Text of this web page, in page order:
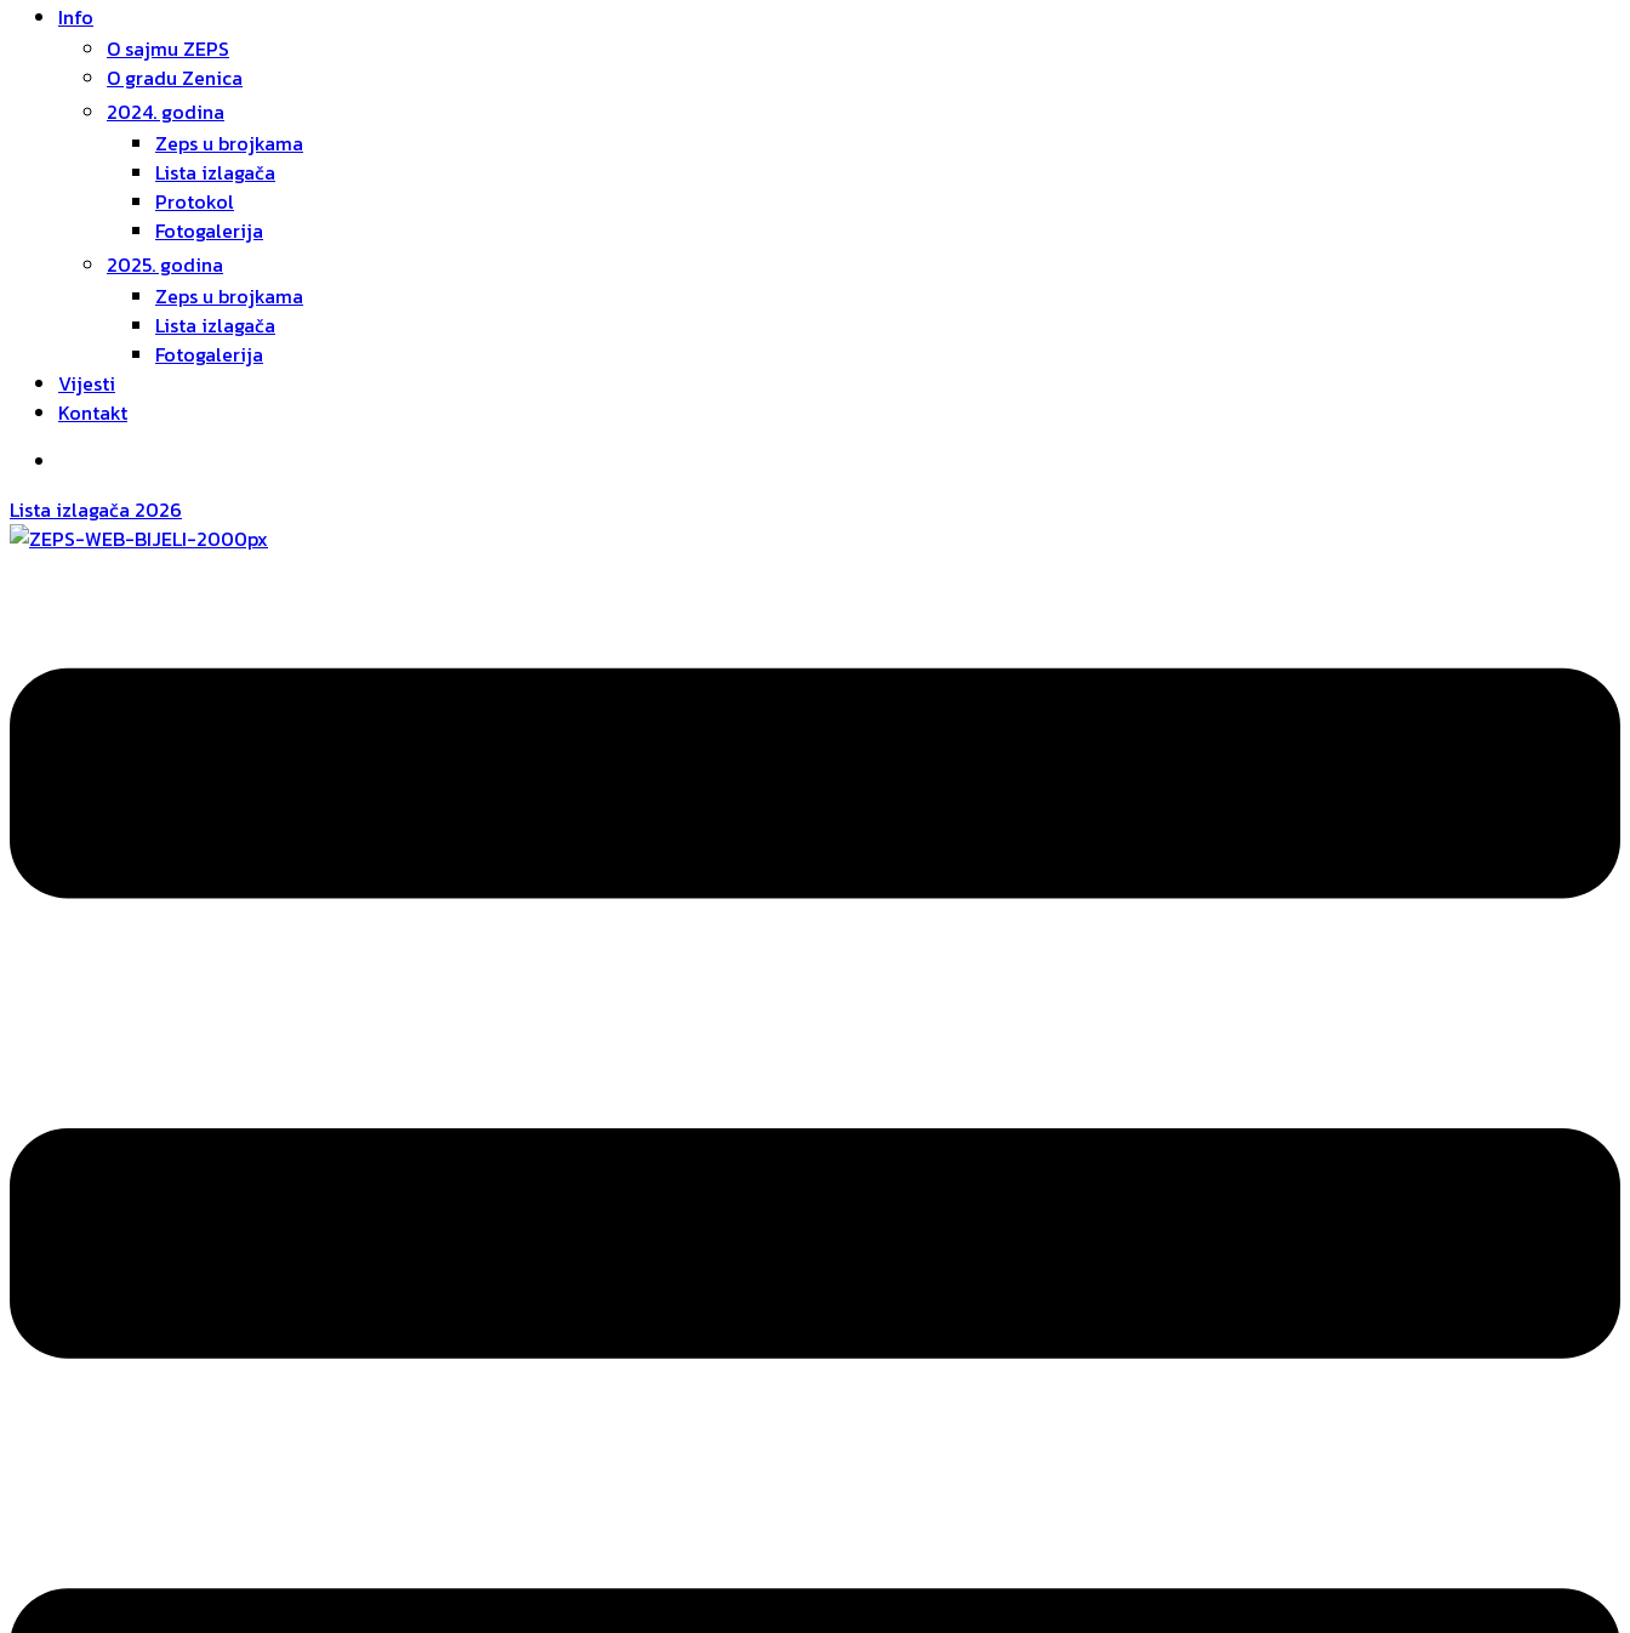
Info
O sajmu ZEPS
O gradu Zenica
2024. godina
Zeps u brojkama
Lista izlagača
Protokol
Fotogalerija
2025. godina
Zeps u brojkama
Lista izlagača
Fotogalerija
Vijesti
Kontakt
Lista izlagača 2026